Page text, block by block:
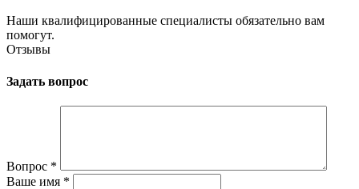
Наши квалифицированные специалисты обязательно вам
помогут.
Отзывы
Задать вопрос
Вопрос *
Ваше имя *